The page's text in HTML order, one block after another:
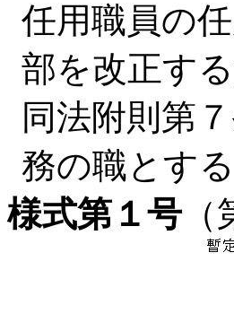
任用職員の
部を改正す
同法附則第
務の職とする
様式第１号（